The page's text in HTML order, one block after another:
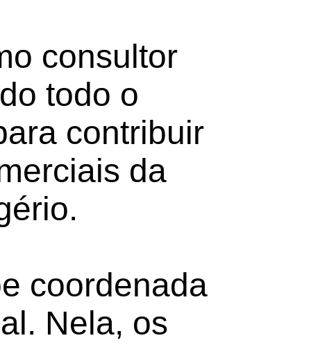
consultor
todo o
contribuir
da
coordenada
Nela, os